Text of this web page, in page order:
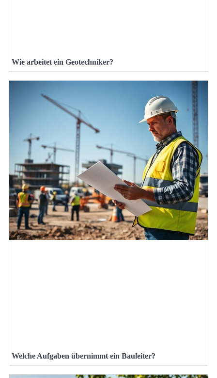
Wie arbeitet ein Geotechniker?
Welche Aufgaben übernimmt ein Bauleiter?